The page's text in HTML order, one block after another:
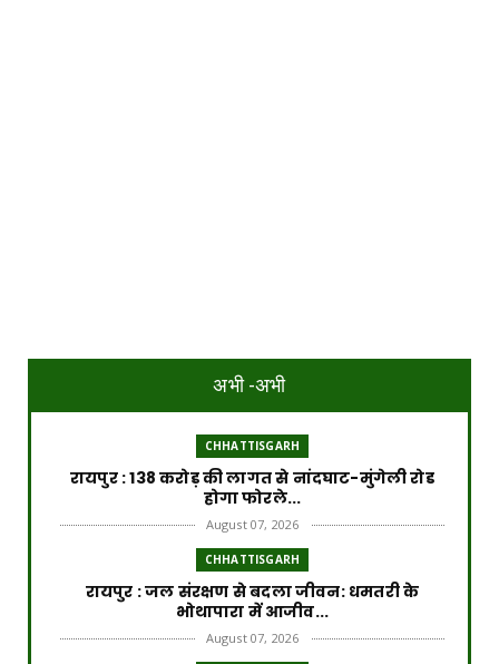
अभी -अभी
CHHATTISGARH
रायपुर : 138 करोड़ की लागत से नांदघाट-मुंगेली रोड
होगा फोरले...
August 07, 2026
CHHATTISGARH
रायपुर : जल संरक्षण से बदला जीवन: धमतरी के
भोथापारा में आजीव...
August 07, 2026